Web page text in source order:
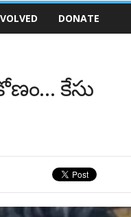
DONATE
కేసు